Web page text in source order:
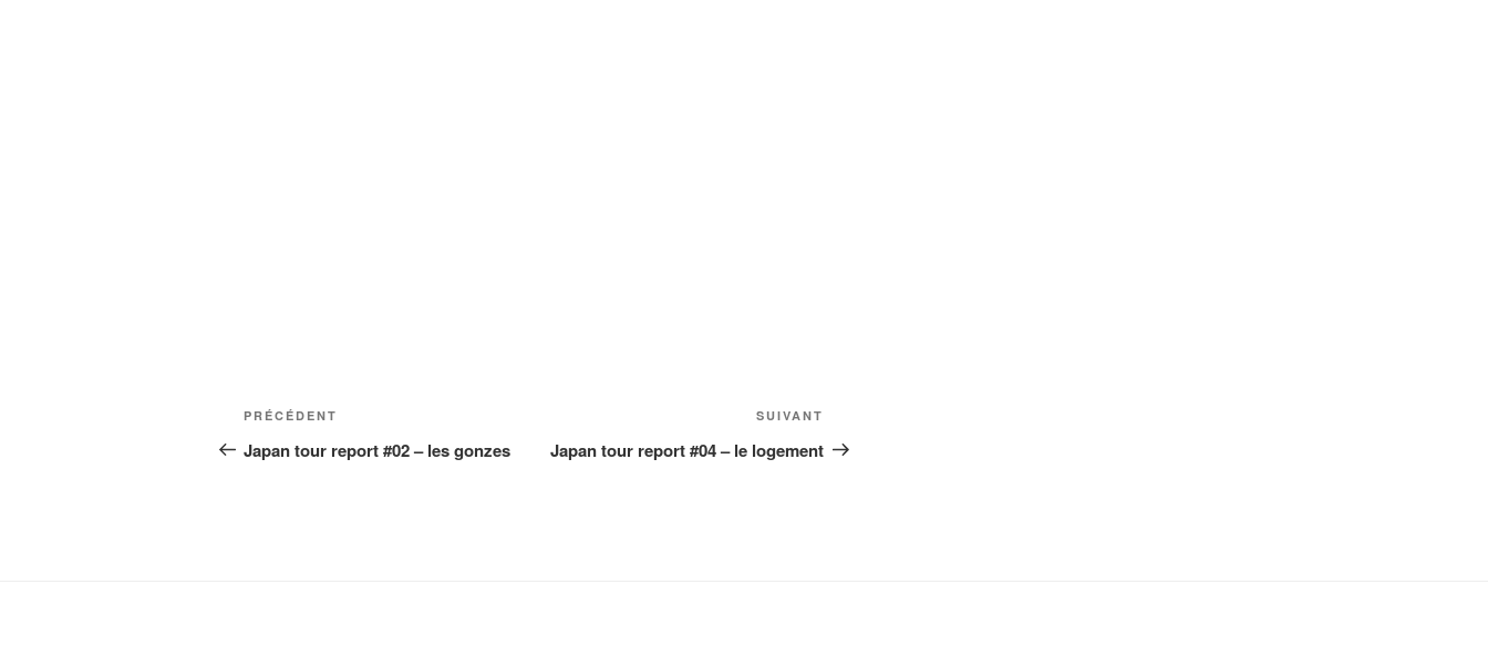
Navigation
de
Article
précédent
PRÉCÉDENT
Japan tour report #02 – les gonzes
suivant
SUIVANT
Japan tour report #04 – le logement